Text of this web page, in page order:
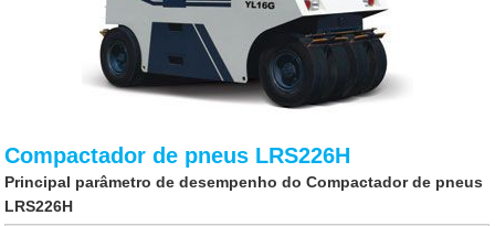
Compactador de pneus LRS226H
Principal parâmetro de desempenho do Compactador de pneus
LRS226H